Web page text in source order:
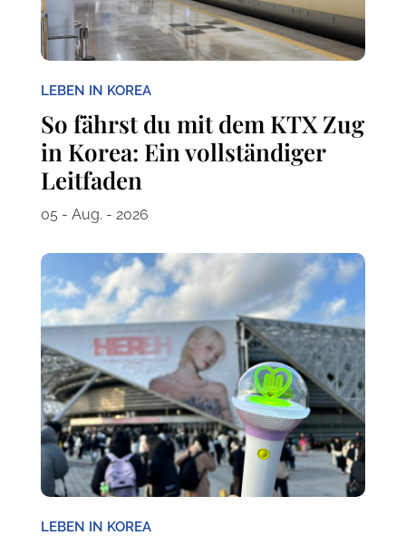
LEBEN IN KOREA
So fährst du mit dem KTX Zug
in Korea: Ein vollständiger
Leitfaden
05 - Aug. - 2026
LEBEN IN KOREA